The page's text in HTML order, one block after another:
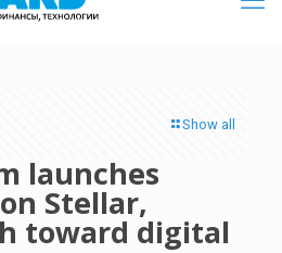
Show all
launches
Stellar,
toward digital